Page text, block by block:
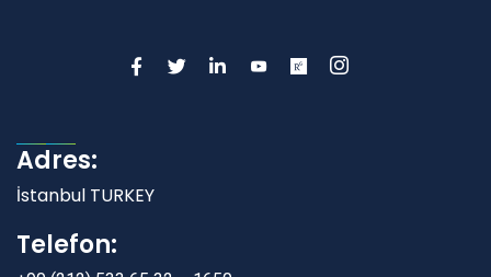
Adres:
İstanbul TURKEY
Telefon: